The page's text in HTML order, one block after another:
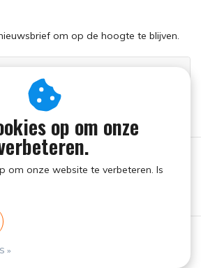
om op de hoogte te blijven.
voorwaarden
op om onze
om onze website te verbeteren. Is
»